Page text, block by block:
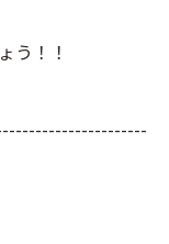
う！！